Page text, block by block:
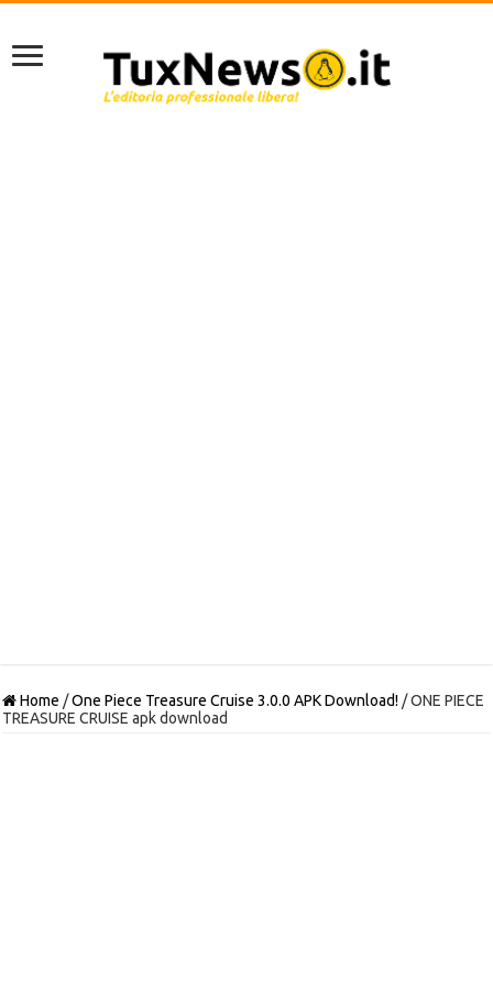
Home /One Piece Treasure Cruise 3.0.0 APK Download! /ONE PIECE
TREASURE CRUISE apk download